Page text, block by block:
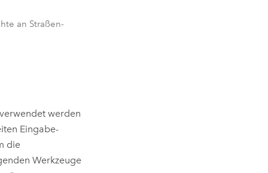
an Straßen-
verwendet werden
Eingabe-
die
Werkzeuge